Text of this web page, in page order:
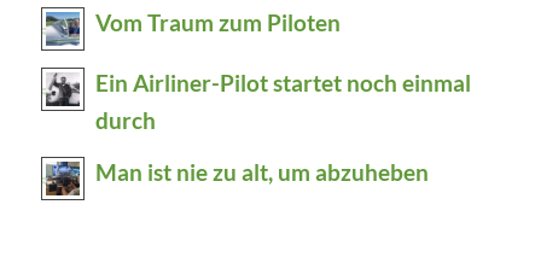
Vom Traum zum Piloten
Ein Airliner-Pilot startet noch einmal
durch
Man ist nie zu alt, um abzuheben